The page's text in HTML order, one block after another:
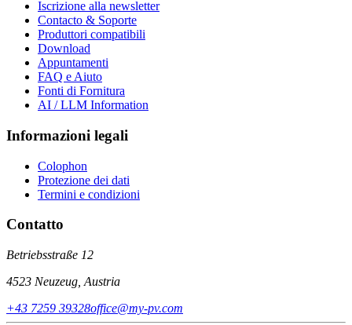
Iscrizione alla newsletter
Contacto & Soporte
Produttori compatibili
Download
Appuntamenti
FAQ e Aiuto
Fonti di Fornitura
AI / LLM Information
Informazioni legali
Colophon
Protezione dei dati
Termini e condizioni
Contatto
Betriebsstraße 12
4523 Neuzeug, Austria
+43 7259 39328office@my-pv.com